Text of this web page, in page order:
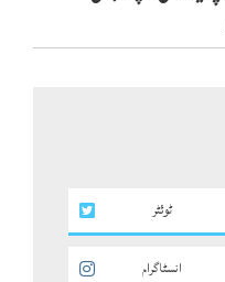
ٹوئٹر
انسٹاگرام